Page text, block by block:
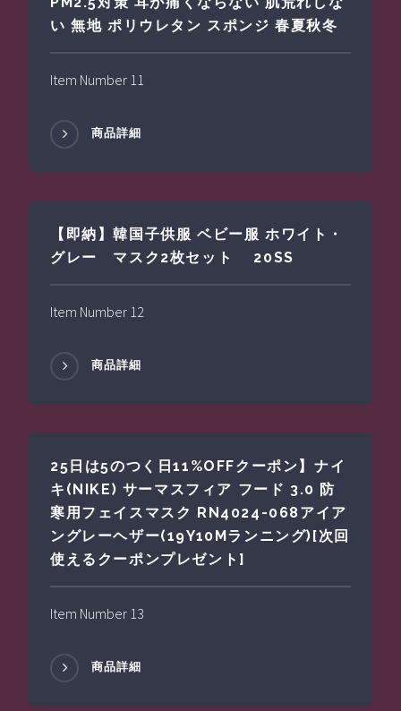
い 無地 ポリウレタン スポンジ 春夏秋冬
Item Number 11
商品詳細
【即納】韓国子供服 ベビー服 ホワイト・
グレー マスク2枚セット 20SS
Item Number 12
商品詳細
25日は5のつく日11%OFFクーポン】ナイ
キ(NIKE) サーマスフィア フード 3.0 防
寒用フェイスマスク RN4024-068アイア
ングレーヘザー(19Y10Mランニング)[次回
使えるクーポンプレゼント]
Item Number 13
商品詳細